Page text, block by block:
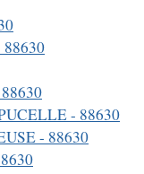
- 88630
- 88630